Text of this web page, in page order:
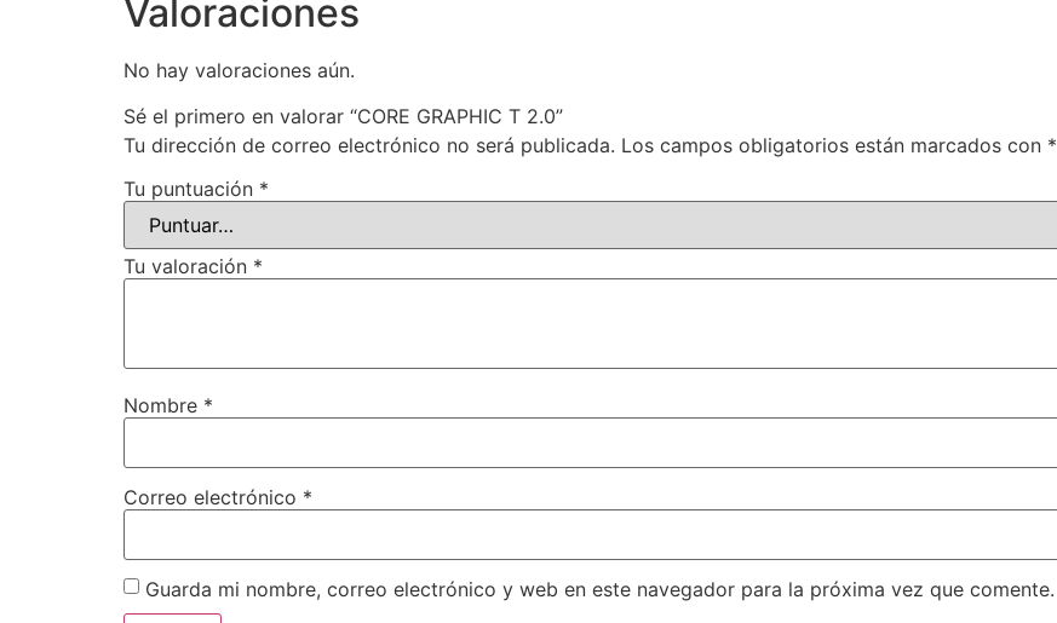
Valoraciones
No hay valoraciones aún.
Sé el primero en valorar “CORE GRAPHIC T 2.0”
Tu dirección de correo electrónico no será publicada. Los campos obligatorios están marcados con *
Tu puntuación *
Tu valoración *
Nombre *
Correo electrónico *
Guarda mi nombre, correo electrónico y web en este navegador para la próxima vez que comente.